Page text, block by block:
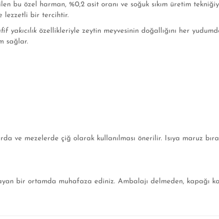
bu özel harman, %0,2 asit oranı ve soğuk sıkım üretim
lezzetli bir tercihtir.
yakıcılık özellikleriyle zeytin meyvesinin doğallığını her
sağlar.
ve mezelerde çiğ olarak kullanılması önerilir. Isıya maruz
bir ortamda muhafaza ediniz. Ambalajı delmeden, kapağı